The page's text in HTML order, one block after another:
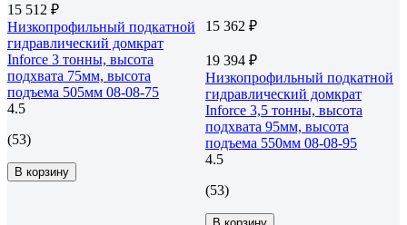
15 512 ₽
Низкопрофильный подкатной
гидравлический домкрат
Inforce 3 тонны, высота
подхвата 75мм, высота
подъема 505мм 08-08-75
4.5
(53)
В корзину
15 362 ₽
19 394 ₽
Низкопрофильный подкатной
гидравлический домкрат
Inforce 3,5 тонны, высота
подхвата 95мм, высота
подъема 550мм 08-08-95
4.5
(53)